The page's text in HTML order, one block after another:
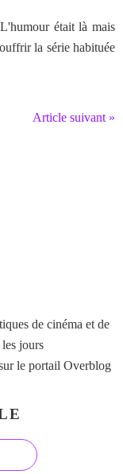
était là mais
la série habituée
Article suivant »
de cinéma et de
jours
le portail Overblog